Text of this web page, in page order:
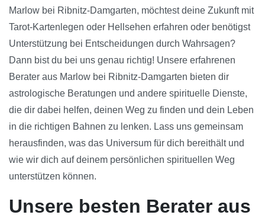
Marlow bei Ribnitz-Damgarten, möchtest deine Zukunft mit
Tarot-Kartenlegen oder Hellsehen erfahren oder benötigst
Unterstützung bei Entscheidungen durch Wahrsagen?
Dann bist du bei uns genau richtig! Unsere erfahrenen
Berater aus Marlow bei Ribnitz-Damgarten bieten dir
astrologische Beratungen und andere spirituelle Dienste,
die dir dabei helfen, deinen Weg zu finden und dein Leben
in die richtigen Bahnen zu lenken. Lass uns gemeinsam
herausfinden, was das Universum für dich bereithält und
wie wir dich auf deinem persönlichen spirituellen Weg
unterstützen können.
Unsere besten Berater aus